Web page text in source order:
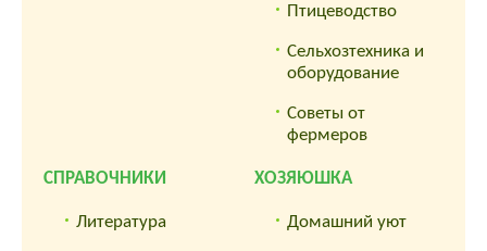
Птицеводство
Сельхозтехника и
оборудование
Советы от
фермеров
СПРАВОЧНИКИ
Литература
ХОЗЯЮШКА
Домашний уют